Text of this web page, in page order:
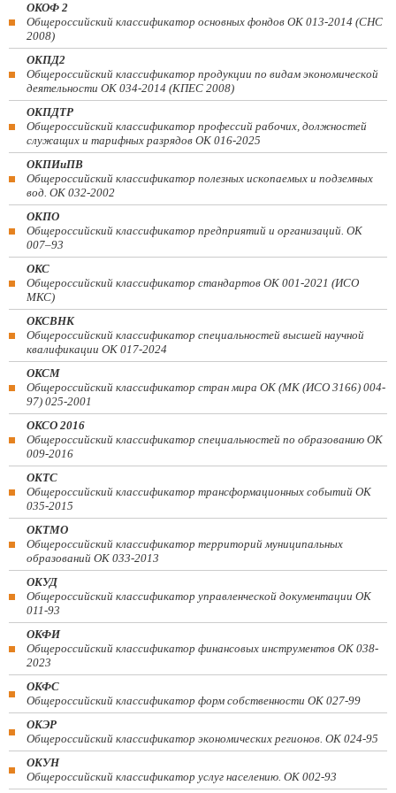
ОКОФ 2
Общероссийский классификатор основных фондов ОК 013-2014 (СНС
2008)
ОКПД2
Общероссийский классификатор продукции по видам экономической
деятельности ОК 034-2014 (КПЕС 2008)
ОКПДТР
Общероссийский классификатор профессий рабочих, должностей
служащих и тарифных разрядов ОК 016-2025
ОКПИиПВ
Общероссийский классификатор полезных ископаемых и подземных
вод. ОК 032-2002
ОКПО
Общероссийский классификатор предприятий и организаций. ОК
007–93
ОКС
Общероссийский классификатор стандартов ОК 001-2021 (ИСО
МКС)
ОКСВНК
Общероссийский классификатор специальностей высшей научной
квалификации ОК 017-2024
ОКСМ
Общероссийский классификатор стран мира ОК (МК (ИСО 3166) 004-
97) 025-2001
ОКСО 2016
Общероссийский классификатор специальностей по образованию ОК
009-2016
ОКТС
Общероссийский классификатор трансформационных событий ОК
035-2015
ОКТМО
Общероссийский классификатор территорий муниципальных
образований ОК 033-2013
ОКУД
Общероссийский классификатор управленческой документации ОК
011-93
ОКФИ
Общероссийский классификатор финансовых инструментов OK 038-
2023
ОКФС
Общероссийский классификатор форм собственности ОК 027-99
ОКЭР
Общероссийский классификатор экономических регионов. ОК 024-95
ОКУН
Общероссийский классификатор услуг населению. ОК 002-93